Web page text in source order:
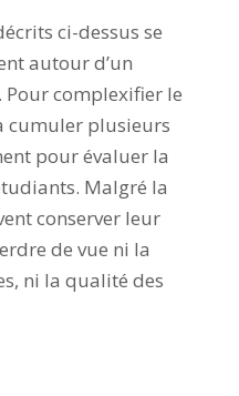
ci-dessus se
autour d’un
complexifier le
cumuler plusieurs
pour évaluer la
Malgré la
conserver leur
de vue ni la
ni la qualité des